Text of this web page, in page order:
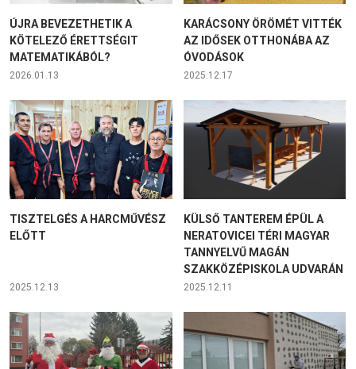
ÚJRA BEVEZETHETIK A
KÖTELEZŐ ÉRETTSÉGIT
MATEMATIKÁBÓL?
2026.01.13
KARÁCSONY ÖRÖMÉT VITTÉK
AZ IDŐSEK OTTHONÁBA AZ
ÓVODÁSOK
2025.12.17
TISZTELGÉS A HARCMŰVÉSZ
ELŐTT
2025.12.13
KÜLSŐ TANTEREM ÉPÜL A
NERATOVICEI TÉRI MAGYAR
TANNYELVŰ MAGÁN
SZAKKÖZÉPISKOLA UDVARÁN
2025.12.11